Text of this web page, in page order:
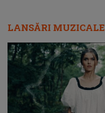
LANSĂRI MUZICALE